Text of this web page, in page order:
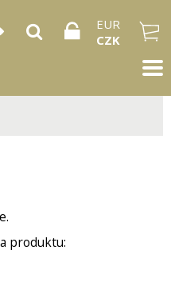
EUR
CZK
produktu: